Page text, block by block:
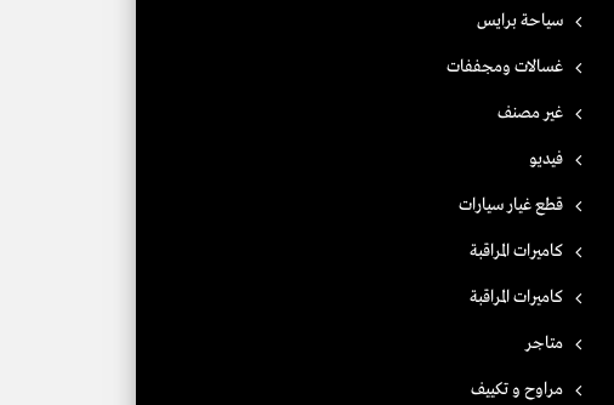
سياحة برايس
غسالات ومجففات
غير مصنف
فيديو
قطع غيار سيارات
كاميرات المراقبة
كاميرات المراقبة
متاجر
مراوح و تكييف